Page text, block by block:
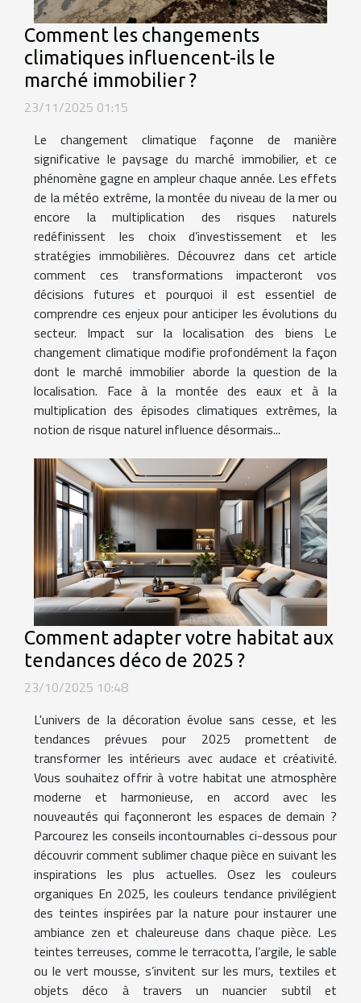
Comment les changements
climatiques influencent-ils le
marché immobilier ?
23/11/2025 01:15
Le changement climatique façonne de manière
significative le paysage du marché immobilier, et ce
phénomène gagne en ampleur chaque année. Les effets
de la météo extrême, la montée du niveau de la mer ou
encore la multiplication des risques naturels
redéfinissent les choix d’investissement et les
stratégies immobilières. Découvrez dans cet article
comment ces transformations impacteront vos
décisions futures et pourquoi il est essentiel de
comprendre ces enjeux pour anticiper les évolutions du
secteur. Impact sur la localisation des biens Le
changement climatique modifie profondément la façon
dont le marché immobilier aborde la question de la
localisation. Face à la montée des eaux et à la
multiplication des épisodes climatiques extrêmes, la
notion de risque naturel influence désormais...
Comment adapter votre habitat aux
tendances déco de 2025 ?
23/10/2025 10:48
L'univers de la décoration évolue sans cesse, et les
tendances prévues pour 2025 promettent de
transformer les intérieurs avec audace et créativité.
Vous souhaitez offrir à votre habitat une atmosphère
moderne et harmonieuse, en accord avec les
nouveautés qui façonneront les espaces de demain ?
Parcourez les conseils incontournables ci-dessous pour
découvrir comment sublimer chaque pièce en suivant les
inspirations les plus actuelles. Osez les couleurs
organiques En 2025, les couleurs tendance privilégient
des teintes inspirées par la nature pour instaurer une
ambiance zen et chaleureuse dans chaque pièce. Les
teintes terreuses, comme le terracotta, l’argile, le sable
ou le vert mousse, s’invitent sur les murs, textiles et
objets déco à travers un nuancier subtil et